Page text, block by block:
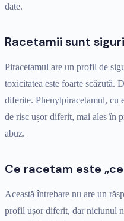
date.
Racetamii sunt
Piracetamul are un profil de
toxicitatea este foarte scăzută.
diferite. Phenylpiracetamul, cu
de risc ușor diferit, mai ales în
abuz.
Ce racetam este
Această întrebare nu are un
profil ușor diferit, dar niciunul